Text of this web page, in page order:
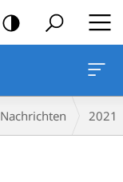
Nachrichten 2021